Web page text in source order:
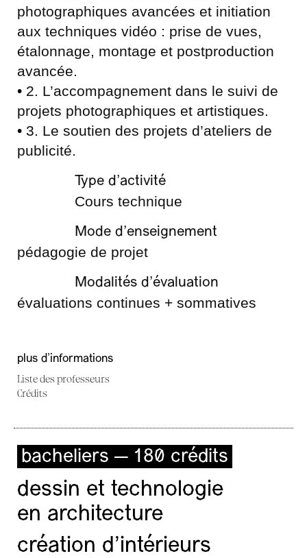
photographiques avancées et initiation
aux techniques vidéo : prise de vues,
étalonnage, montage et postproduction
avancée.
• 2. L’accompagnement dans le suivi de
projets photographiques et artistiques.
• 3. Le soutien des projets d’ateliers de
publicité.
Type d’activité
Cours technique
Mode d’enseignement
pédagogie de projet
Modalités d’évaluation
évaluations continues + sommatives
plus d'informations
Liste des professeurs
Crédits
bacheliers — 180 crédits
dessin et technologie
en architecture
création d'intérieurs